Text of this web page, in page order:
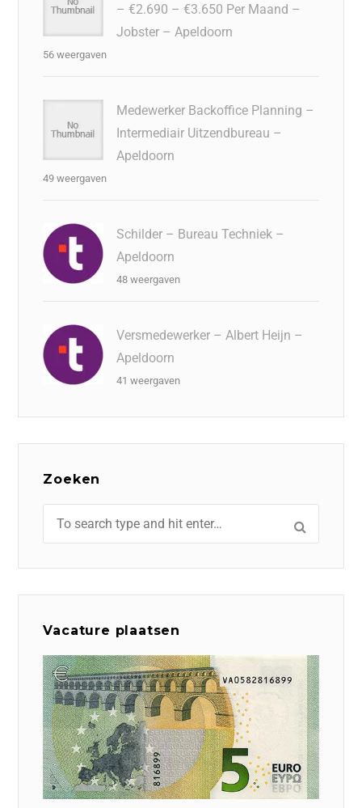
– €2.690 – €3.650 Per Maand –
Jobster – Apeldoorn
56 weergaven
Medewerker Backoffice Planning –
Intermediair Uitzendbureau –
Apeldoorn
49 weergaven
Schilder – Bureau Techniek –
Apeldoorn
48 weergaven
Versmedewerker – Albert Heijn –
Apeldoorn
41 weergaven
Zoeken
Vacature plaatsen